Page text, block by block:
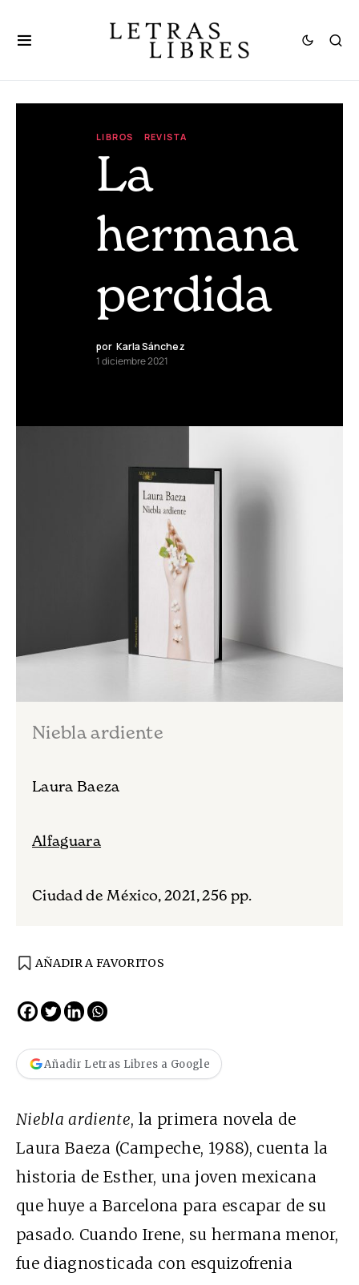
LIBROS REVISTA
La
hermana
perdida
por Karla Sánchez
1 diciembre 2021
Niebla ardiente
Laura Baeza
Alfaguara
Ciudad de México, 2021, 256 pp.
AÑADIR A FAVORITOS
Añadir Letras Libres a Google
Niebla ardiente, la primera novela de
Laura Baeza (Campeche, 1988), cuenta la
historia de Esther, una joven mexicana
que huye a Barcelona para escapar de su
pasado. Cuando Irene, su hermana menor,
fue diagnosticada con esquizofrenia